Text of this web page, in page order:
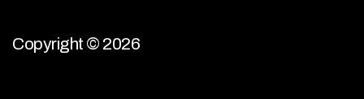
Copyright © 2026